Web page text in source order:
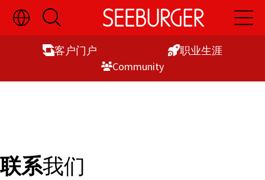
Skip
to
切
换
语
显
开
启
搜
索
开
启
主
职业生涯
客户门户
Commu­nity
联系我们